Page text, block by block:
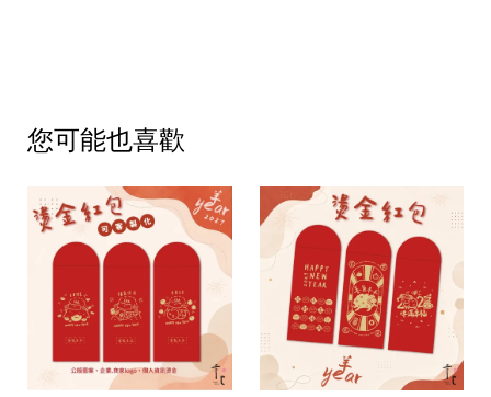
您可能也喜歡